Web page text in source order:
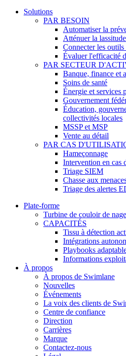
Solutions
PAR BESOIN
Automatiser la
Atténuer la
Connecter les
Évaluer l'efficacité
PAR SECTEUR
Banque, finance et
Soins de santé
Énergie et services
Gouvernement
Éducation,
collectivités locales
MSSP et MSP
Vente au détail
PAR CAS
Hameçonnage
Intervention en cas
Triage SIEM
Chasse aux
Triage des alertes
Plate-forme
Turbine de couloir de nage
CAPACITÉS
Tissu à détection
Intégrations
Playbooks
Informations
À propos
À propos de Swimlane
Nouvelles
Événements
La voix des clients de
Centre de confiance
Direction
Carrières
Marque
Contactez-nous